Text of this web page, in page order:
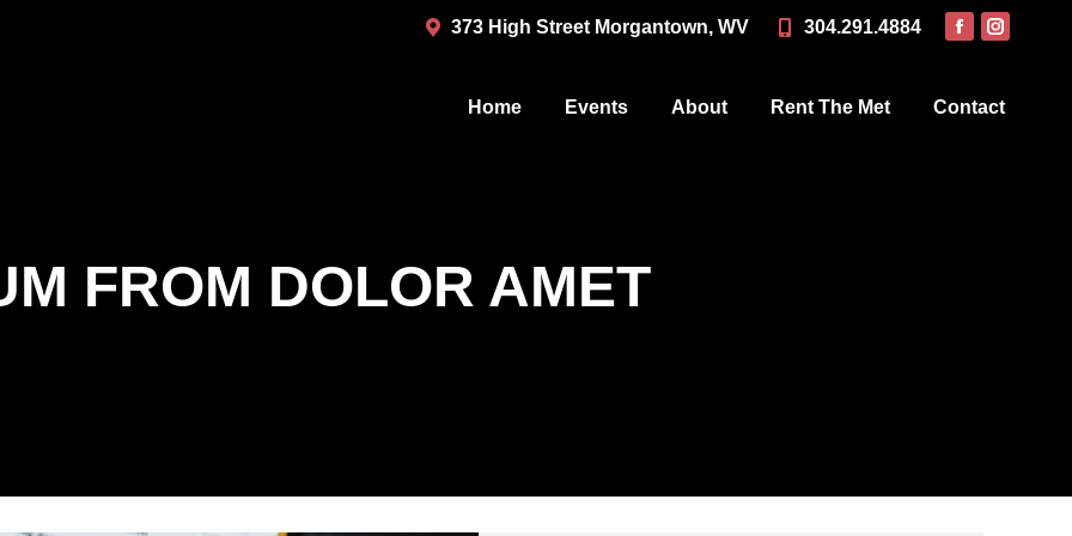
373 High Street Morgantown, WV 304.291.4884
Home Events About Rent The Met Contact
FROM DOLOR AMET
Home Events About Rent The Met Contact